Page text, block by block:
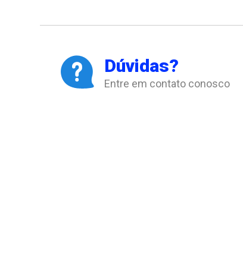
Dúvidas?
Entre em contato conosco